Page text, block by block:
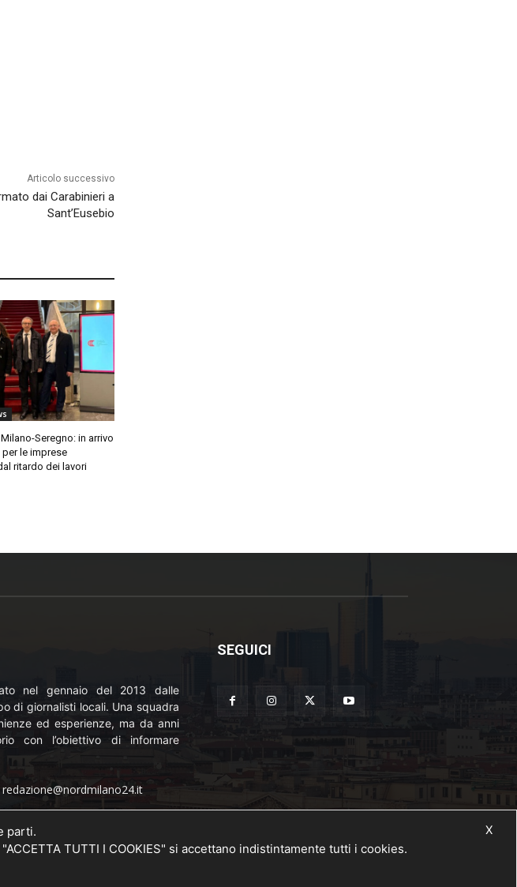
Articolo successivo
dai Carabinieri a
Sant’Eusebio
Seregno: in arrivo
per le imprese
ritardo dei lavori
nel gennaio del 2013 dalle
di giornalisti locali. Una squadra
ed esperienze, ma da anni
con l’obiettivo di informare
SEGUICI
X
parti.
TUTTI I COOKIES" si accettano indistintamente tutti i cookies.